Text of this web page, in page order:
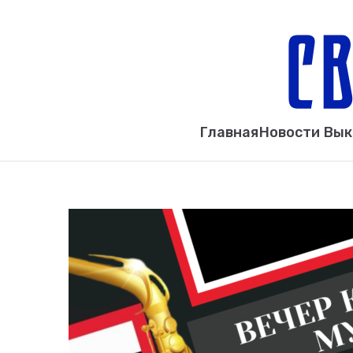
ГлавнаяНовости